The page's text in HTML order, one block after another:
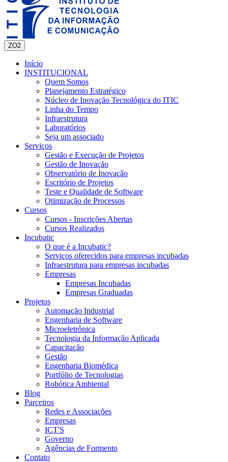
ZO2
Início
INSTITUCIONAL
Quem Somos
Planejamento Estratégico
Núcleo de Inovação Tecnológica do ITIC
Linha do Tempo
Infraestrutura
Laboratórios
Seja um associado
Serviços
Gestão e Execução de Projetos
Gestão de Inovação
Observatório de Inovação
Escritório de Projetos
Teste e Qualidade de Software
Otimização de Processos
Cursos
Cursos - Inscrições Abertas
Cursos Realizados
Incubatic
O que é a Incubatic?
Serviços oferecidos para empresas incubadas
Infraestrutura para empresas incubadas
Empresas
Empresas Incubadas
Empresas Graduadas
Projetos
Automação Industrial
Engenharia de Software
Microeletrônica
Tecnologia da Informação Aplicada
Capacitação
Gestão
Engenharia Biomédica
Portfólio de Tecnologias
Robótica Ambiental
Blog
Parceiros
Redes e Associações
Empresas
ICT'S
Governo
Agências de Formento
Contato